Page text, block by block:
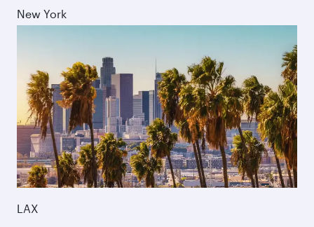
New York
LAX